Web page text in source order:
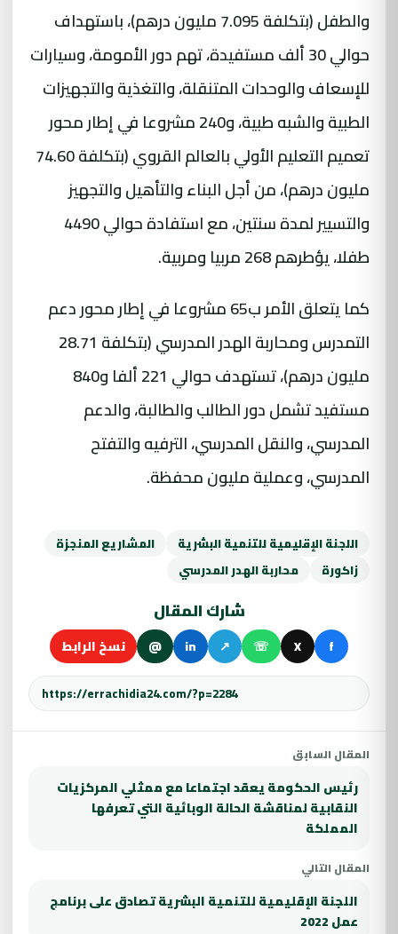
والطفل (بتكلفة 7.095 مليون درهم)، باستهداف
حوالي 30 ألف مستفيدة، تهم دور الأمومة، وسيارات
للإسعاف والوحدات المتنقلة، والتغذية والتجهيزات
الطبية والشبه طبية، و240 مشروعا في إطار محور
تعميم التعليم الأولي بالعالم القروي (بتكلفة 74.60
مليون درهم)، من أجل البناء والتأهيل والتجهيز
والتسيير لمدة سنتين، مع استفادة حوالي 4490
طفلا، يؤطرهم 268 مربيا ومربية.
كما يتعلق الأمر ب65 مشروعا في إطار محور دعم
التمدرس ومحاربة الهدر المدرسي (بتكلفة 28.71
مليون درهم)، تستهدف حوالي 221 ألفا و840
مستفيد تشمل دور الطالب والطالبة، والدعم
المدرسي، والنقل المدرسي، الترفيه والتفتح
المدرسي، وعملية مليون محفظة.
اللجنة الإقليمية للتنمية البشرية
المشاريع المنجزة
زاكورة
محاربة الهدر المدرسي
شارك المقال
f
X
☏
↗
in
@ نسخ الرابط
المقال السابق
رئيس الحكومة يعقد اجتماعا مع ممثلي المركزيات
النقابية لمناقشة الحالة الوبائية التي تعرفها
المملكة
المقال التالي
اللجنة الإقليمية للتنمية البشرية تصادق على برنامج
عمل 2022